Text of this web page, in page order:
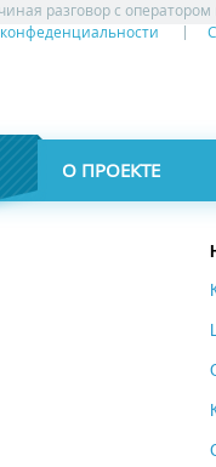
разговор с
О ПРОЕКТЕ